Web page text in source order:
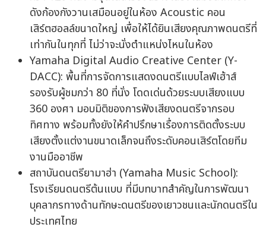
ดังก้องกังวานเสมือนอยู่ในห้อง Acoustic คอน
เสิร์ตฮอลล์ขนาดใหญ่ เพื่อให้ได้ยินเสียงคุณภาพดนตรีที่
เท่ากันในทุกที่ ไม่ว่าจะนั่งตำแหน่งไหนในห้อง
Yamaha Digital Audio Creative Center (Y-
DACC): พื้นที่การจัดการแสดงดนตรีแบบไลฟ์เฮ้าส์
รองรับผู้ชมกว่า 80 ที่นั่ง โดดเด่นด้วยระบบเสียงแบบ
360 องศา มอบมิติของการฟังเสียงดนตรีจากรอบ
ทิศทาง พร้อมทั้งยังให้คำปรึกษาเรื่องการติดตั้งระบบ
เสียงตั้งแต่งานขนาดเล็กจนถึงระดับคอนเสิร์ตโดยทีม
งานมืออาชีพ
สถาบันดนตรียามาฮ่า (Yamaha Music School):
โรงเรียนดนตรีต้นแบบ ที่มีบทบาทสำคัญในการพัฒนา
บุคลากรทางด้านทักษะดนตรีของเยาวชนและนักดนตรีใน
ประเทศไทย